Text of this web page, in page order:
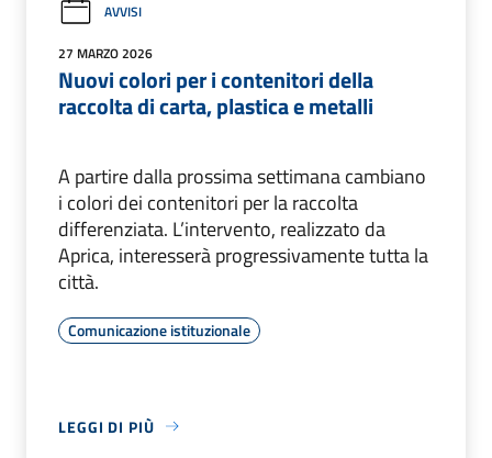
AVVISI
27 MARZO 2026
Nuovi colori per i contenitori della
raccolta di carta, plastica e metalli
A partire dalla prossima settimana cambiano
i colori dei contenitori per la raccolta
differenziata. L’intervento, realizzato da
Aprica, interesserà progressivamente tutta la
città.
Comunicazione istituzionale
LEGGI DI PIÙ